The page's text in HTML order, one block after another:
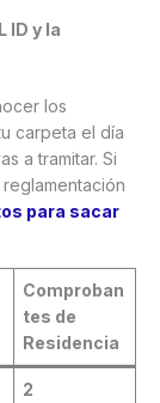
ID y la
los
carpeta el día
a tramitar. Si
para sacar
Comproban
tes de
Residencia
2